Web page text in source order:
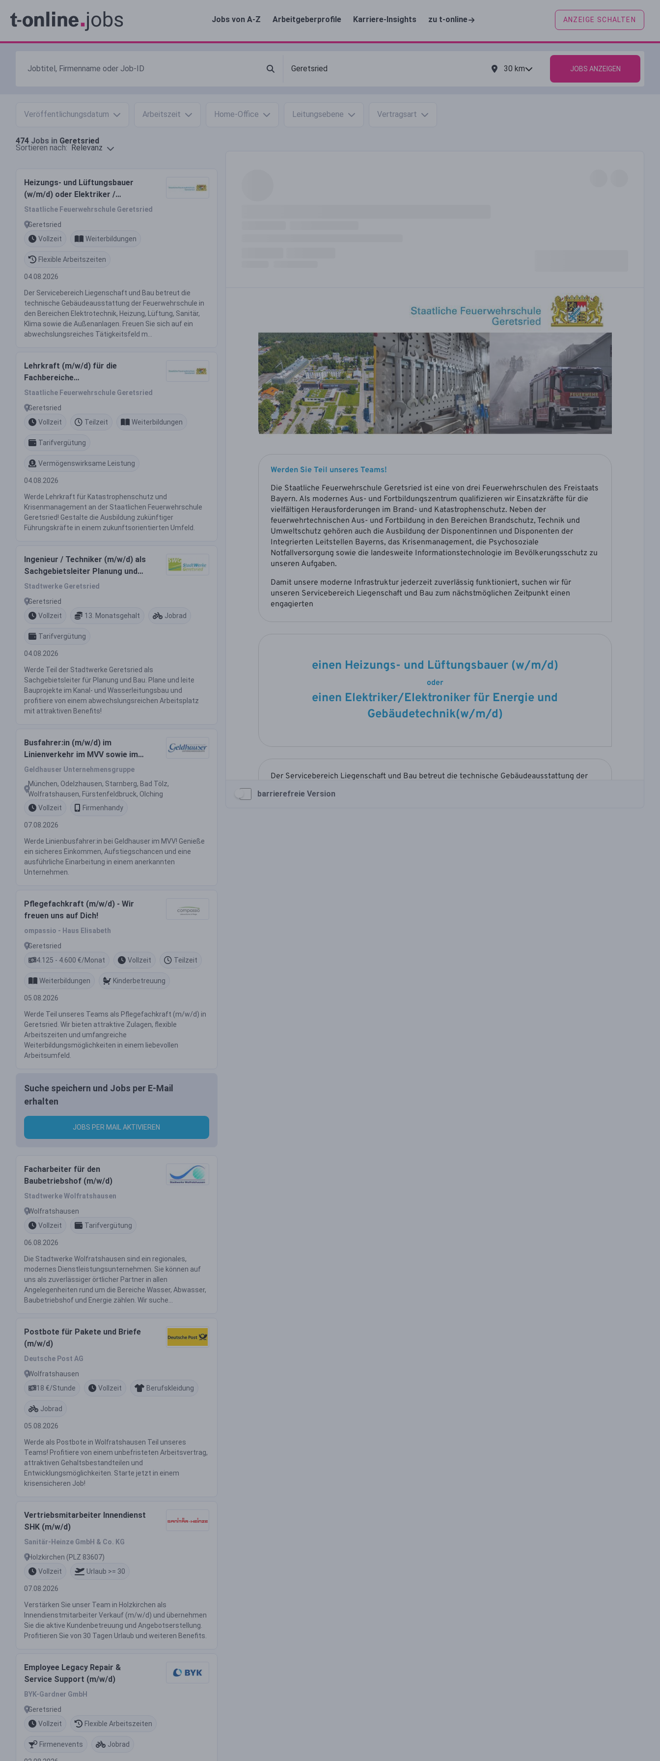
Jobs von A-Z Arbeitgeberprofile Karriere-Insights zu t-online ANZEIGE SCHALTEN
30 km JOBS ANZEIGEN
Veröffentlichungsdatum Arbeitszeit Home-Office Leitungsebene Vertragsart
474 Jobs in Geretsried
Sortieren nach: Relevanz
Heizungs- und Lüftungsbauer
(w/m/d) oder Elektriker /
Elektroniker für Energie und
Staatliche Feuerwehrschule Geretsried
Geretsried
Vollzeit
Weiterbildungen
Flexible Arbeitszeiten
04.08.2026
Der Servicebereich Liegenschaft und Bau betreut die
technische Gebäudeausstattung der Feuerwehrschule in
den Bereichen Elektrotechnik, Heizung, Lüftung, Sanitär,
Klima sowie die Außenanlagen. Freuen Sie sich auf ein
abwechslungsreiches Tätigkeitsfeld m...
Lehrkraft (m/w/d) für die
Fachbereiche
Katastrophenschutz und
3. Qualifikationsebene
Staatliche Feuerwehrschule Geretsried
Geretsried
Vollzeit
Teilzeit Weiterbildungen
Tarifvergütung
Vermögenswirksame Leistung
04.08.2026
Werde Lehrkraft für Katastrophenschutz und
Krisenmanagement an der Staatlichen Feuerwehrschule
Geretsried! Gestalte die Ausbildung zukünftiger
Führungskräfte in einem zukunftsorientierten Umfeld.
Ingenieur / Techniker (m/w/d) als
Sachgebietsleiter Planung und
Bau
Stadtwerke Geretsried
Geretsried
Vollzeit
13. Monatsgehalt Jobrad
Tarifvergütung
04.08.2026
Werde Teil der Stadtwerke Geretsried als
Sachgebietsleiter für Planung und Bau. Plane und leite
Bauprojekte im Kanal- und Wasserleitungsbau und
profitiere von einem abwechslungsreichen Arbeitsplatz
mit attraktiven Benefits!
Busfahrer:in (m/w/d) im
Linienverkehr im MVV sowie im
Gelegenheits- und Schülerverkehr
Geldhauser Unternehmensgruppe
München, Odelzhausen, Starnberg, Bad Tölz,
Wolfratshausen, Fürstenfeldbruck, Olching
Vollzeit
Firmenhandy
07.08.2026
Werde Linienbusfahrer:in bei Geldhauser im MVV! Genieße
ein sicheres Einkommen, Aufstiegschancen und eine
ausführliche Einarbeitung in einem anerkannten
Unternehmen.
Pflegefachkraft (m/w/d) - Wir
freuen uns auf Dich!
ompassio - Haus Elisabeth
Geretsried
4.125 - 4.600 €/Monat
Vollzeit Teilzeit
Weiterbildungen Kinderbetreuung
05.08.2026
Werde Teil unseres Teams als Pflegefachkraft (m/w/d) in
Geretsried. Wir bieten attraktive Zulagen, flexible
Arbeitszeiten und umfangreiche
Weiterbildungsmöglichkeiten in einem liebevollen
Arbeitsumfeld.
Suche speichern und Jobs per E-Mail
erhalten
JOBS PER MAIL AKTIVIEREN
Facharbeiter für den
Baubetriebshof (m/w/d)
Stadtwerke Wolfratshausen
Wolfratshausen
Vollzeit
Tarifvergütung
06.08.2026
Die Stadtwerke Wolfratshausen sind ein regionales,
modernes Dienstleistungsunternehmen. Sie können auf
uns als zuverlässiger örtlicher Partner in allen
Angelegenheiten rund um die Bereiche Wasser, Abwasser,
Baubetriebshof und Energie zählen. Wir suche...
Postbote für Pakete und Briefe
(m/w/d)
Deutsche Post AG
Wolfratshausen
18 €/Stunde
Vollzeit Berufskleidung
Jobrad
05.08.2026
Werde als Postbote in Wolfratshausen Teil unseres
Teams! Profitiere von einem unbefristeten Arbeitsvertrag,
attraktiven Gehaltsbestandteilen und
Entwicklungsmöglichkeiten. Starte jetzt in einem
krisensicheren Job!
Vertriebsmitarbeiter Innendienst
SHK (m/w/d)
Sanitär-Heinze GmbH & Co. KG
Holzkirchen (PLZ 83607)
Vollzeit
Urlaub >= 30
07.08.2026
Verstärken Sie unser Team in Holzkirchen als
Innendienstmitarbeiter Verkauf (m/w/d) und übernehmen
Sie die aktive Kundenbetreuung und Angebotserstellung.
Profitieren Sie von 30 Tagen Urlaub und weiteren Benefits.
Employee Legacy Repair &
Service Support (m/w/d)
BYK-Gardner GmbH
Geretsried
Vollzeit
Flexible Arbeitszeiten
Firmenevents Jobrad
barrierefreie Version